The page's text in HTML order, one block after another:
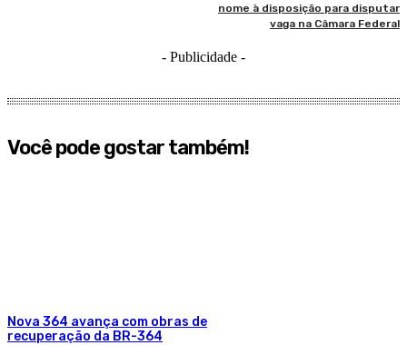
nome à disposição para disputar
vaga na Câmara Federal
- Publicidade -
Você pode gostar também!
​Nova 364 avança com obras de
recuperação da BR-364​